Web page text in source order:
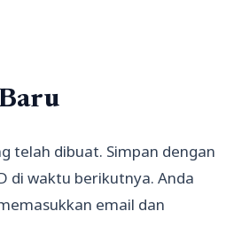
telah dibuat. Simpan dengan
di waktu berikutnya. Anda
email dan